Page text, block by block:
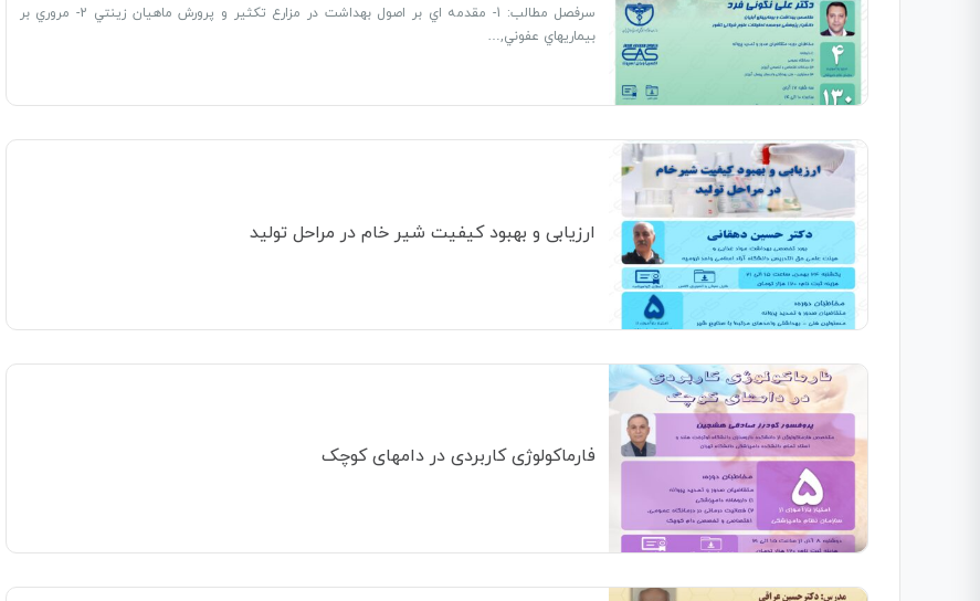
سرفصل مطالب: 1- مقدمه اي بر اصول بهداشت در مزارع تکثير و پرورش ماهيان زينتي 2- مروري بر
بيماريهاي عفوني,…
ارزیابی و بهبود کیفیت شیر خام در مراحل تولید
فارماکولوژی کاربردی در دامهای کوچک